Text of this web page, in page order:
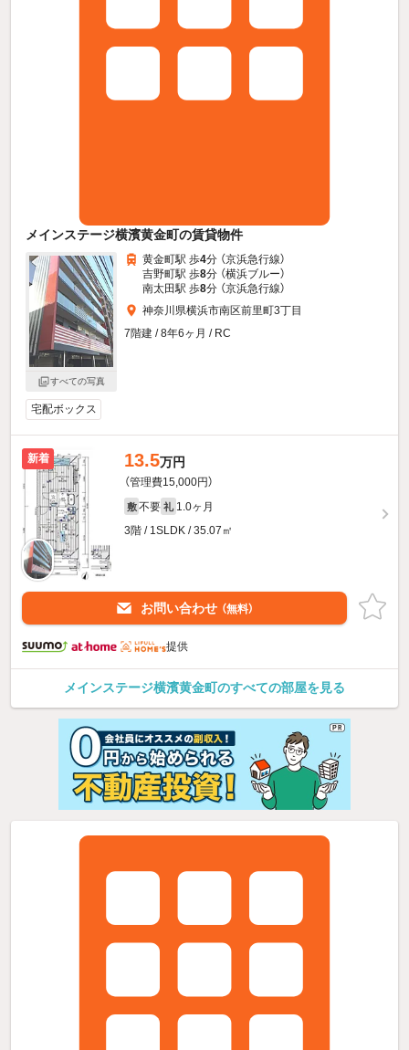
メインステージ横濱黄金町の賃貸物件
すべての写真
黄金町駅 歩4分 （京浜急行線）
吉野町駅 歩8分 （横浜ブルー）
南太田駅 歩8分 （京浜急行線）
神奈川県横浜市南区前里町3丁目
7階建 / 8年6ヶ月 / RC
宅配ボックス
新着 13.5万円
（管理費15,000円）
敷 不要 礼 1.0ヶ月
3階 / 1SLDK / 35.07㎡
お問い合わせ （無料）
提供
メインステージ横濱黄金町のすべての部屋を見る